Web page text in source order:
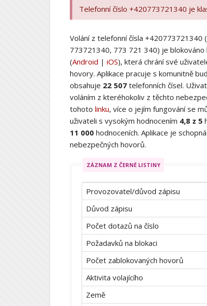
Telefonní číslo +420773721340 je
Volání z telefonní čísla
773721340, 773 721 340) je blokováno
(Android | iOS), která chrání své
hovory. Aplikace pracuje s komunitně
obsahuje 22 507 telefonních čísel.
voláním z kteréhokoliv z těchto
tohoto linku, více o jejím fungování se
uživateli s vysokým hodnocením 4,8 z 5
11 000 hodnoceních. Aplikace je
nebezpečných hovorů.
ZÁZNAM Z ČERNÉ LISTINY
Provozovatel/důvod zápisu
Důvod zápisu
Počet dotazů na číslo
Požadavků na blokaci
Počet zablokovaných hovorů
Aktivita volajícího
Země